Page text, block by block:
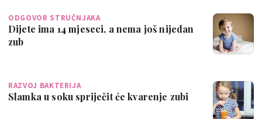
ODGOVOR STRUČNJAKA
Dijete ima 14 mjeseci, a nema još nijedan
zub
RAZVOJ BAKTERIJA
Slamka u soku spriječit će kvarenje zubi